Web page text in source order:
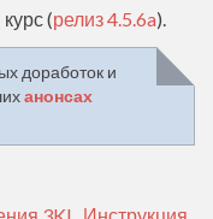
(релиз 4.5.6a).
доработок и
анонсах